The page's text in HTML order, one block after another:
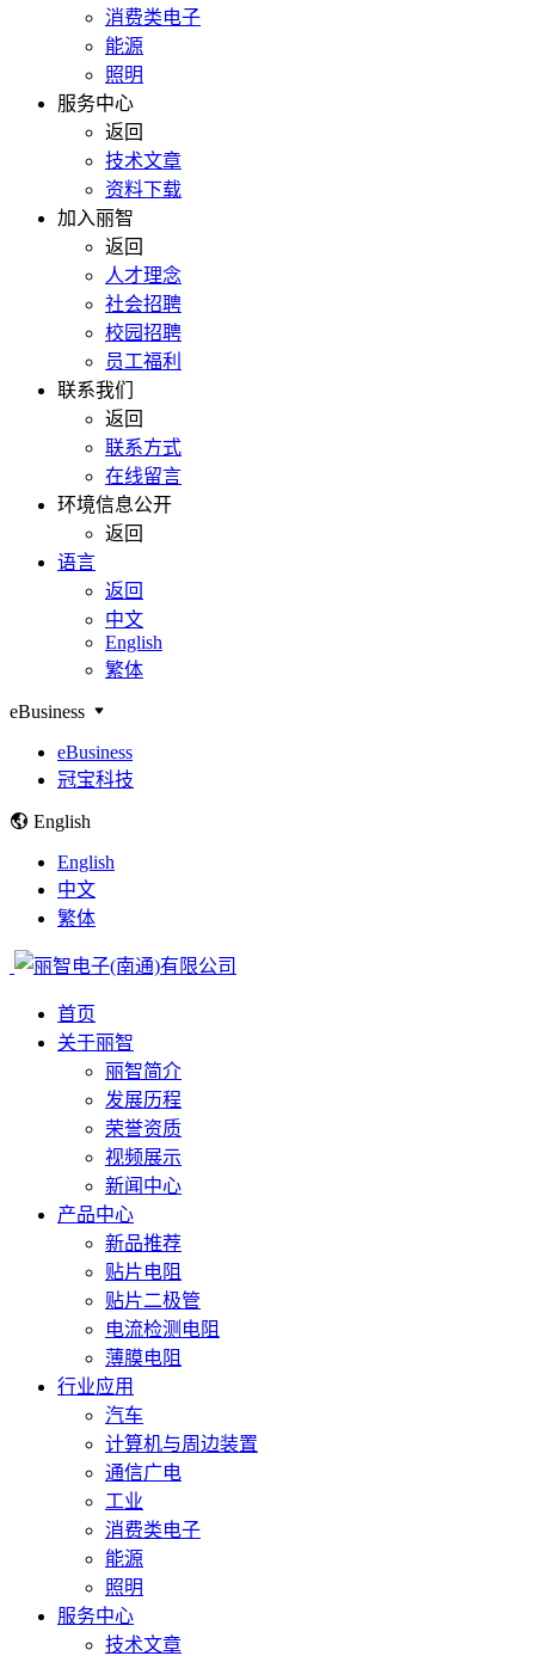
消费类电子
能源
照明
服务中心
返回
技术文章
资料下载
加入丽智
返回
人才理念
社会招聘
校园招聘
员工福利
联系我们
返回
联系方式
在线留言
环境信息公开
返回
语言
返回
中文
English
繁体
eBusiness
eBusiness
冠宝科技
English
English
中文
繁体
首页
关于丽智
丽智简介
发展历程
荣誉资质
视频展示
新闻中心
产品中心
新品推荐
贴片电阻
贴片二极管
电流检测电阻
薄膜电阻
行业应用
汽车
计算机与周边装置
通信广电
工业
消费类电子
能源
照明
服务中心
技术文章